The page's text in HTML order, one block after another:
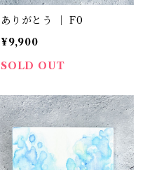
ありがとう ｜ F0
¥9,900
SOLD OUT